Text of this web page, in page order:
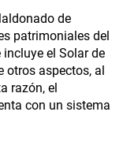
de
patrimoniales del
el Solar de
otros aspectos, al
razón, el
con un sistema